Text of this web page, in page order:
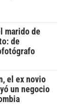
marido de
de
el ex novio
un negocio